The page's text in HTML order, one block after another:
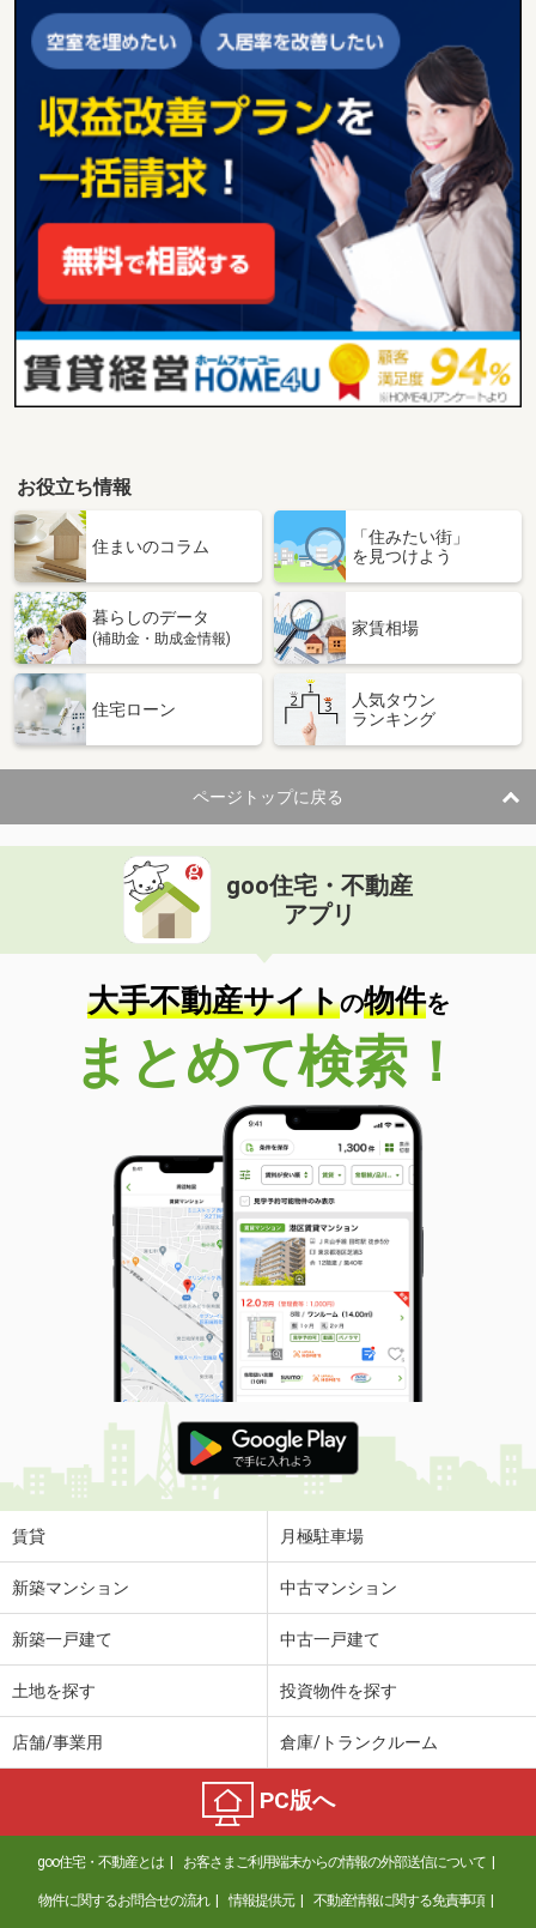
お役立ち情報
住まいのコラム
「住みたい街」
を見つけよう
暮らしのデータ
(補助金・助成金情報)
家賃相場
住宅ローン
人気タウン
ランキング
ページトップに戻る
goo住宅・不動産
アプリ
大手不動産サイトの物件を
まとめて検索！
賃貸 月極駐車場
新築マンション 中古マンション
新築一戸建て 中古一戸建て
土地を探す 投資物件を探す
店舗/事業用 倉庫/トランクルーム
PC版へ
goo住宅・不動産とは お客さまご利用端末からの情報の外部送信について
物件に関するお問合せの流れ 情報提供元 不動産情報に関する免責事項